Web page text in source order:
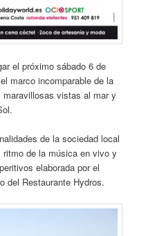
el próximo sábado 6 de
marco incomparable de la
vistas al mar y
de la sociedad local
de la música en vivo y
elaborada por el
del Restaurante Hydros.